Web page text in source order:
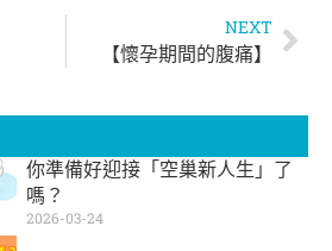
NEXT
【懷孕期間的腹痛】
你準備好迎接「空巢新人生」了
嗎？
2026-03-24